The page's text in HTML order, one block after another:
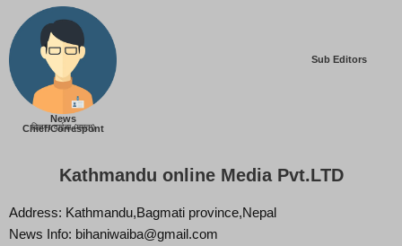
News
Chief/Correspont
बिज्ञान वाईबा (ममता)
Sub Editors
Kathmandu online Media Pvt.LTD
Address: Kathmandu,Bagmati province,Nepal
News Info: bihaniwaiba@gmail.com